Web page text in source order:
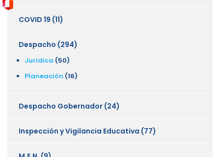
COVID 19 (11)
Despacho (294)
Juridica (50)
Planeación (16)
Despacho Gobernador (24)
Inspección y Vigilancia Educativa (77)